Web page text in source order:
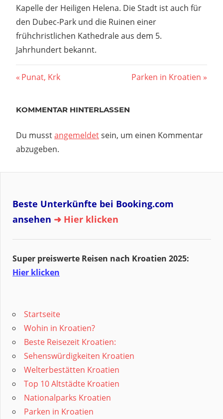
Kapelle der Heiligen Helena. Die Stadt ist auch für
den Dubec-Park und die Ruinen einer
frühchristlichen Kathedrale aus dem 5.
Jahrhundert bekannt.
Beitragsnavigation
Vorheriger
Punat, Krk
Nächster
Parken in Kroatien
KOMMENTAR HINTERLASSEN
Du musstangemeldetsein, um einen Kommentar
abzugeben.
Beste Unterkünfte bei Booking.com
ansehen ➜ Hier klicken
Super preiswerte Reisen nach Kroatien 2025:
Hier klicken
Startseite
Wohin in Kroatien?
Beste Reisezeit Kroatien:
Sehenswürdigkeiten Kroatien
Welterbestätten Kroatien
Top 10 Altstädte Kroatien
Nationalparks Kroatien
Parken in Kroatien